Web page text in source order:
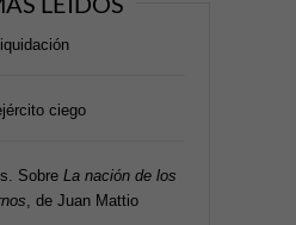
ciego
Sobre La nación de los
, de Juan Mattio